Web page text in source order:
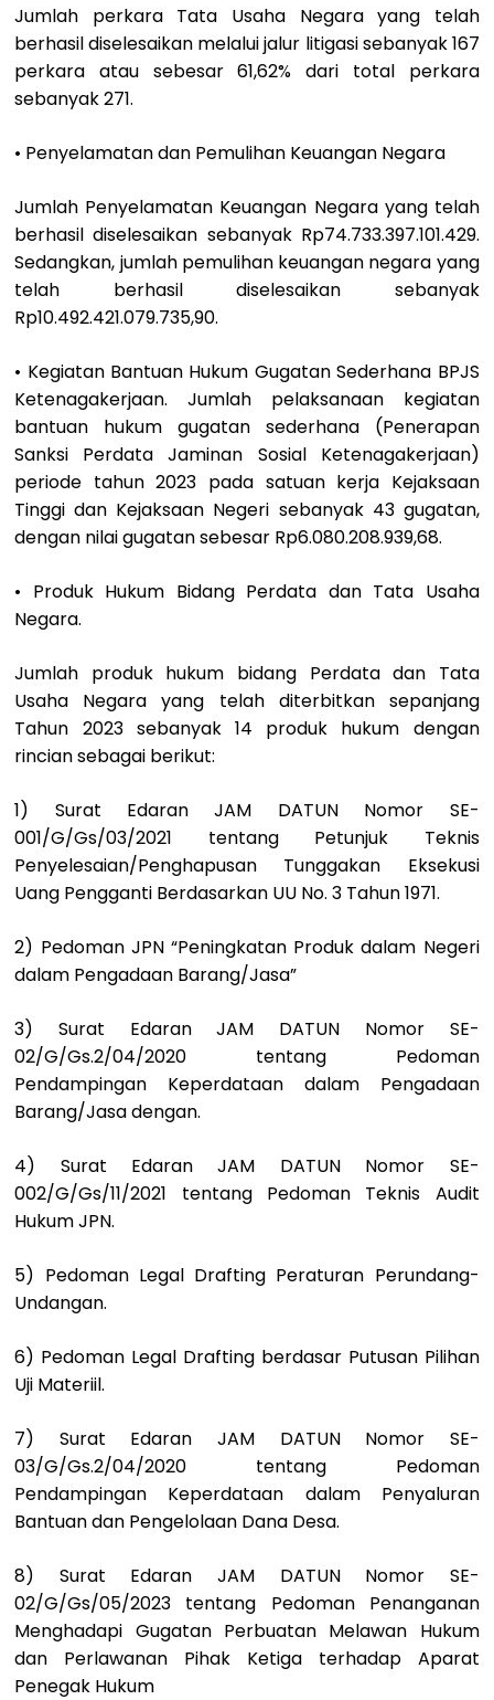
Jumlah perkara Tata Usaha Negara yang telah
berhasil diselesaikan melalui jalur litigasi sebanyak 167
perkara atau sebesar 61,62% dari total perkara
sebanyak 271.
• Penyelamatan dan Pemulihan Keuangan Negara
Jumlah Penyelamatan Keuangan Negara yang telah
berhasil diselesaikan sebanyak Rp74.733.397.101.429.
Sedangkan, jumlah pemulihan keuangan negara yang
telah berhasil diselesaikan sebanyak
Rp10.492.421.079.735,90.
• Kegiatan Bantuan Hukum Gugatan Sederhana BPJS
Ketenagakerjaan. Jumlah pelaksanaan kegiatan
bantuan hukum gugatan sederhana (Penerapan
Sanksi Perdata Jaminan Sosial Ketenagakerjaan)
periode tahun 2023 pada satuan kerja Kejaksaan
Tinggi dan Kejaksaan Negeri sebanyak 43 gugatan,
dengan nilai gugatan sebesar Rp6.080.208.939,68.
• Produk Hukum Bidang Perdata dan Tata Usaha
Negara.
Jumlah produk hukum bidang Perdata dan Tata
Usaha Negara yang telah diterbitkan sepanjang
Tahun 2023 sebanyak 14 produk hukum dengan
rincian sebagai berikut:
1) Surat Edaran JAM DATUN Nomor SE-
001/G/Gs/03/2021 tentang Petunjuk Teknis
Penyelesaian/Penghapusan Tunggakan Eksekusi
Uang Pengganti Berdasarkan UU No. 3 Tahun 1971.
2) Pedoman JPN “Peningkatan Produk dalam Negeri
dalam Pengadaan Barang/Jasa”
3) Surat Edaran JAM DATUN Nomor SE-
02/G/Gs.2/04/2020 tentang Pedoman
Pendampingan Keperdataan dalam Pengadaan
Barang/Jasa dengan.
4) Surat Edaran JAM DATUN Nomor SE-
002/G/Gs/11/2021 tentang Pedoman Teknis Audit
Hukum JPN.
5) Pedoman Legal Drafting Peraturan Perundang-
Undangan.
6) Pedoman Legal Drafting berdasar Putusan Pilihan
Uji Materiil.
7) Surat Edaran JAM DATUN Nomor SE-
03/G/Gs.2/04/2020 tentang Pedoman
Pendampingan Keperdataan dalam Penyaluran
Bantuan dan Pengelolaan Dana Desa.
8) Surat Edaran JAM DATUN Nomor SE-
02/G/Gs/05/2023 tentang Pedoman Penanganan
Menghadapi Gugatan Perbuatan Melawan Hukum
dan Perlawanan Pihak Ketiga terhadap Aparat
Penegak Hukum